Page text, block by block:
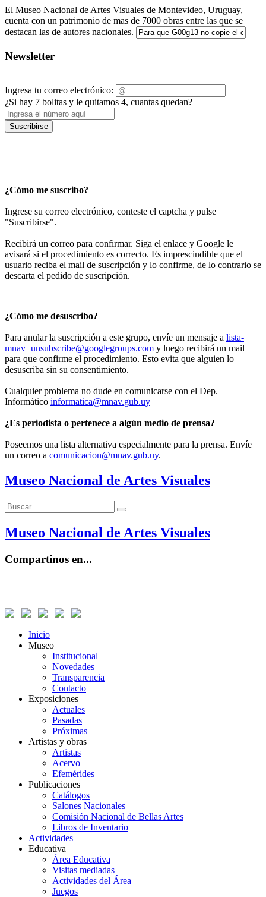
El Museo Nacional de Artes Visuales de Montevideo, Uruguay,
cuenta con un patrimonio de mas de 7000 obras entre las que se
destacan las de autores nacionales.
Newsletter
Ingresa tu correo electrónico:
¿Si hay 7 bolitas y le quitamos 4, cuantas quedan?
Suscribirse
¿Cómo me suscribo?
Ingrese su correo electrónico, conteste el captcha y pulse
"Suscribirse".
Recibirá un correo para confirmar. Siga el enlace y Google le
avisará si el procedimiento es correcto. Es imprescindible que el
usuario reciba el mail de suscripción y lo confirme, de lo contrario se
descarta el pedido de suscripción.
¿Cómo me desuscribo?
Para anular la suscripción a este grupo, envíe un mensaje a lista-
mnav+unsubscribe@googlegroups.com y luego recibirá un mail
para que confirme el procedimiento. Esto evita que alguien lo
desuscriba sin su consentimiento.
Cualquier problema no dude en comunicarse con el Dep.
Informático informatica@mnav.gub.uy
¿Es periodista o pertenece a algún medio de prensa?
Poseemos una lista alternativa especialmente para la prensa. Envíe
un correo a comunicacion@mnav.gub.uy.
Museo Nacional de Artes Visuales
Buscar:
Buscar
Museo Nacional de Artes Visuales
Compartinos en...
Inicio
Museo
Institucional
Novedades
Transparencia
Contacto
Exposiciones
Actuales
Pasadas
Próximas
Artistas y obras
Artistas
Acervo
Efemérides
Publicaciones
Catálogos
Salones Nacionales
Comisión Nacional de Bellas Artes
Libros de Inventario
Actividades
Educativa
Área Educativa
Visitas mediadas
Actividades del Área
Juegos